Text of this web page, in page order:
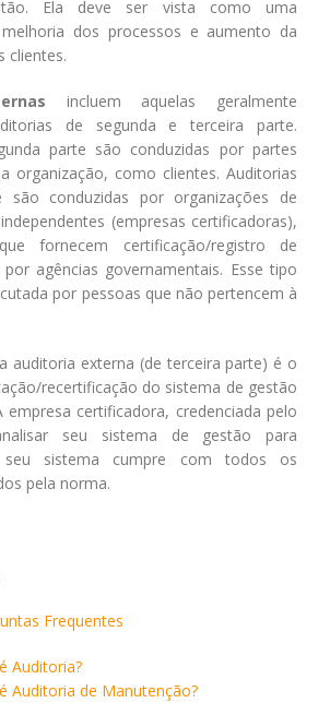
Ela deve ser vista como uma
dos processos e aumento da
clientes.
incluem aquelas geralmente
de segunda e terceira parte.
parte são conduzidas por partes
organização, como clientes. Auditorias
são conduzidas por organizações de
(empresas certificadoras),
fornecem certificação/registro de
agências governamentais. Esse tipo
por pessoas que não pertencem à
auditoria externa (de terceira parte) é o
recertificação do sistema de gestão
empresa certificadora, credenciada pelo
seu sistema de gestão para
sistema cumpre com todos os
pela norma.
Frequentes
Auditoria?
Auditoria de Manutenção?